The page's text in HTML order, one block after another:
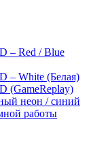
– Red / Blue
– White (Белая)
(GameReplay)
неон / синий
работы